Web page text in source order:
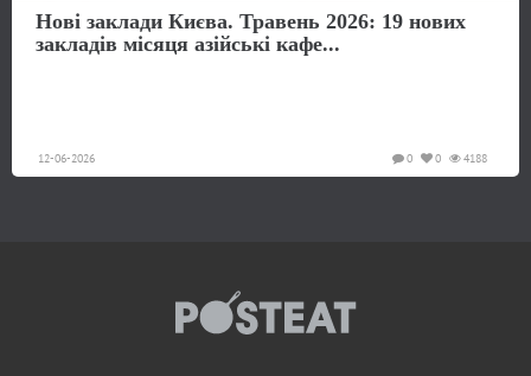
Нові заклади Києва. Травень 2026: 19 нових
закладів місяця азійські кафе...
12-06-2026 4188
0
0